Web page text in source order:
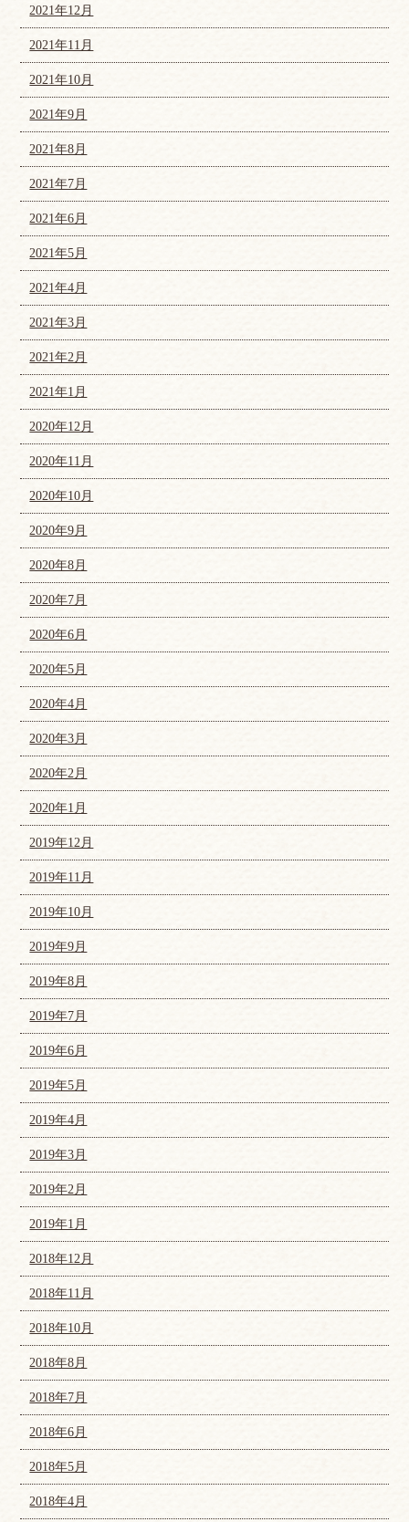
2021年12月
2021年11月
2021年10月
2021年9月
2021年8月
2021年7月
2021年6月
2021年5月
2021年4月
2021年3月
2021年2月
2021年1月
2020年12月
2020年11月
2020年10月
2020年9月
2020年8月
2020年7月
2020年6月
2020年5月
2020年4月
2020年3月
2020年2月
2020年1月
2019年12月
2019年11月
2019年10月
2019年9月
2019年8月
2019年7月
2019年6月
2019年5月
2019年4月
2019年3月
2019年2月
2019年1月
2018年12月
2018年11月
2018年10月
2018年8月
2018年7月
2018年6月
2018年5月
2018年4月